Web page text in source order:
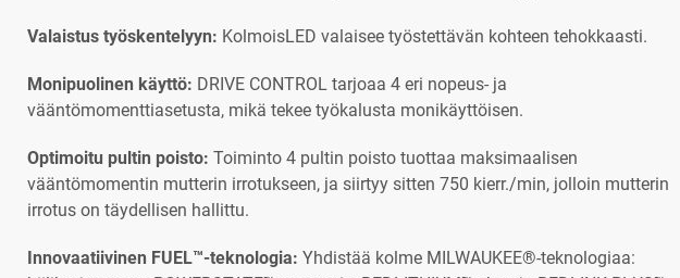
Valaistus työskentelyyn: KolmoisLED valaisee työstettävän kohteen tehokkaasti.
Monipuolinen käyttö: DRIVE CONTROL tarjoaa 4 eri nopeus- ja
vääntömomenttiasetusta, mikä tekee työkalusta monikäyttöisen.
Optimoitu pultin poisto: Toiminto 4 pultin poisto tuottaa maksimaalisen
vääntömomentin mutterin irrotukseen, ja siirtyy sitten 750 kierr./min, jolloin mutterin
irrotus on täydellisen hallittu.
Innovaatiivinen FUEL™-teknologia: Yhdistää kolme MILWAUKEE®-teknologiaa: